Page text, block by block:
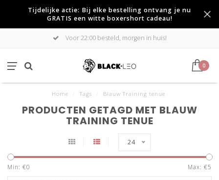
Tijdelijke actie: Bij elke bestelling ontvang je nu
GRATIS een witte boxershort cadeau!
Voor 22:00 besteld, morgen in huis!
0
Home Tags Blauw Training tenue
PRODUCTEN GETAGD MET BLAUW
TRAINING TENUE
24
Min: €0 Max: €5